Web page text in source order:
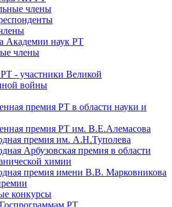
члены
Академии наук РТ
члены
- участники Великой
войны
премия РТ в области науки и
премия РТ им. В.Е.Алемасова
премия им. А.Н.Туполева
Арбузовская премия в области
химии
премия имени В.В. Марковникова
конкурсы
РТ